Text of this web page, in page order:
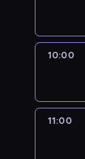
10:00
11:00